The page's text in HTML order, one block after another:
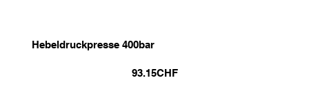
Hebeldruckpresse 400bar
93.15CHF